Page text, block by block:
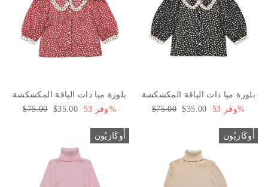
بلوزة ميا ذات الياقة المكشكشة
السعر
$75.00 سعر
$35.00 وفر 53%
بلوزة ميا ذات الياقة المكشكشة
السعر
$75.00 سعر
$35.00 وفر 53%
أُوكَازيُون أُوكَازيُون